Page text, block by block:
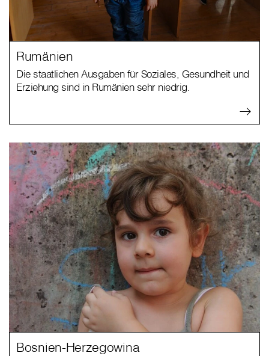
Rumänien
Die staatlichen Ausgaben für Soziales, Gesundheit und
Erziehung sind in Rumänien sehr niedrig.
Bosnien-Herzegowina